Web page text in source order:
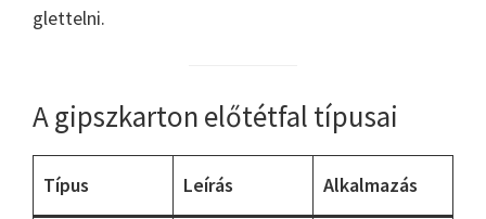
glettelni.
A gipszkarton előtétfal típusai
Típus Leírás Alkalmazás